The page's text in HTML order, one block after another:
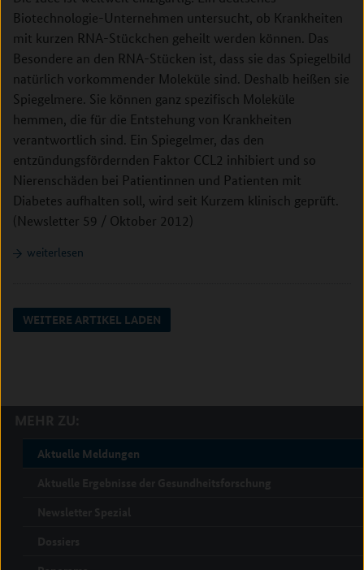
Biotechnologie-Unternehmen untersucht, ob Krankheiten
mit kurzen RNA-Stückchen geheilt werden können. Das
Besondere an den RNA-Stücken ist, dass sie das Spiegelbild
natürlich vorkommender Moleküle sind. Deshalb heißen sie
Spiegelmere. Sie können ganz spezifisch Moleküle
hemmen, die für die Entstehung von Krankheiten
verantwortlich sind. Ein Spiegelmer, das den
entzündungsfördernden Faktor CCL2 inhibiert und so
Nierenschäden bei Patientinnen und Patienten mit
Diabetes aufhalten soll, wird seit Kurzem klinisch geprüft.
(Newsletter 59 / Oktober 2012)
weiterlesen
WEITERE ARTIKEL LADEN
Aktuelle Meldungen